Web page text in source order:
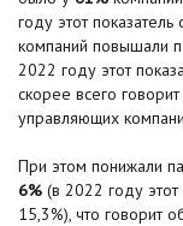
году этот показатель
компаний повышали
2022 году этот
скорее всего
управляющих
При этом понижали
6% (в 2022 году этот
15,3%), что говорит